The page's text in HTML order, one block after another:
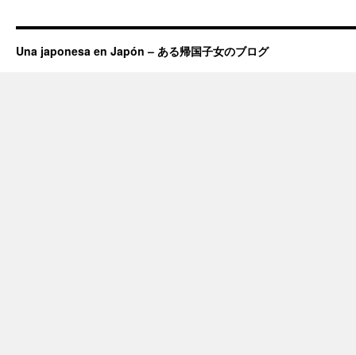
Una japonesa en Japón – ある帰国子女のブログ